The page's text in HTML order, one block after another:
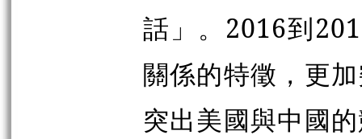
話」。2016到
關係的特徵，更
突出美國與中國